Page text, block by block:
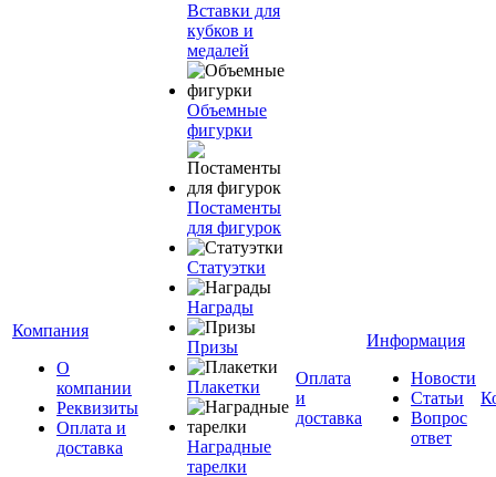
Компания
О
компании
Реквизиты
Оплата и
доставка
Вставки для
кубков и
медалей
Объемные
фигурки
Постаменты
для фигурок
Статуэтки
Награды
Призы
Плакетки
Наградные
тарелки
Оплата
и
доставка
Информация
Новости
Статьи
Вопрос
ответ